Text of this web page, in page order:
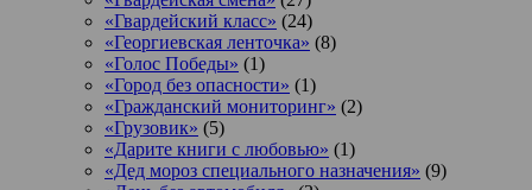
«Гвардейский класс» (24)
«Георгиевская ленточка» (8)
«Голос Победы» (1)
«Город без опасности» (1)
«Гражданский мониторинг» (2)
«Грузовик» (5)
«Дарите книги с любовью» (1)
«Дед мороз специального назначения» (9)